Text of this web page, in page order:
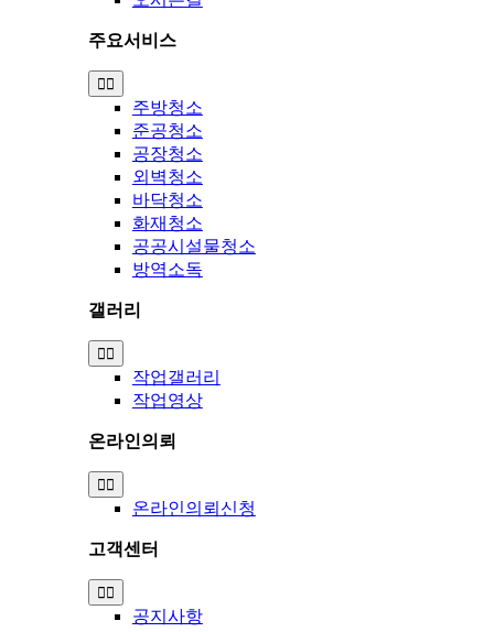
주요서비스
Toggle
Navigation
주방청소
준공청소
공장청소
외벽청소
바닥청소
화재청소
공공시설물청소
방역소독
갤러리
Toggle
Navigation
작업갤러리
작업영상
온라인의뢰
Toggle
Navigation
온라인의뢰신청
고객센터
Toggle
Navigation
공지사항